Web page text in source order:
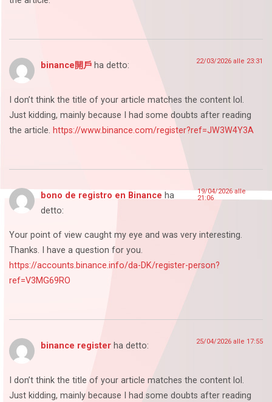
binance開戶 ha detto: 22/03/2026 alle 23:31
I don’t think the title of your article matches the content lol.
Just kidding, mainly because I had some doubts after reading
the article. https://www.binance.com/register?ref=JW3W4Y3A
bono de registro en Binance ha
detto:
19/04/2026 alle
21:06
Your point of view caught my eye and was very interesting.
Thanks. I have a question for you.
https://accounts.binance.info/da-DK/register-person?
ref=V3MG69RO
binance register ha detto: 25/04/2026 alle 17:55
I don’t think the title of your article matches the content lol.
Just kidding, mainly because I had some doubts after reading